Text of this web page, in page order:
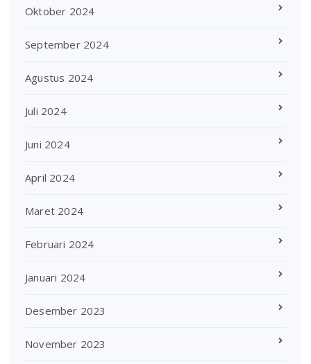
Oktober 2024
September 2024
Agustus 2024
Juli 2024
Juni 2024
April 2024
Maret 2024
Februari 2024
Januari 2024
Desember 2023
November 2023